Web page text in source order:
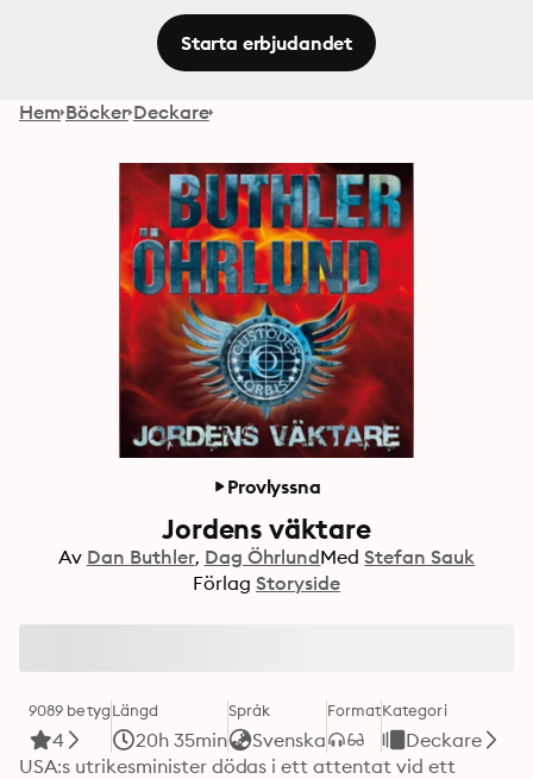
Starta erbjudandet
Hem Böcker Deckare
Provlyssna
Jordens väktare
Av Dan Buthler Dag ÖhrlundMed Stefan Sauk
Förlag Storyside
9089 betyg
4
Längd
20h 35min
Språk
Svenska
FormatKategori
Deckare
USA:s utrikesminister dödas i ett attentat vid ett